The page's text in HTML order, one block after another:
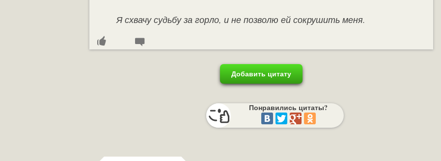
Я схвачу судьбу за горло, и не позволю ей сокрушить меня.
Добавить цитату
Понравились цитаты?